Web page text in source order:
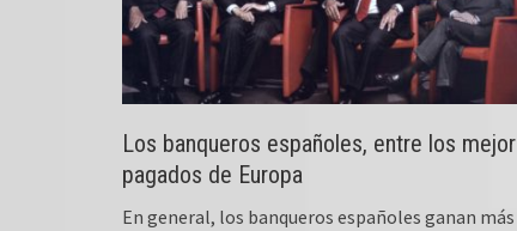
Los banqueros españoles, entre los mejor
pagados de Europa
En general, los banqueros españoles ganan más